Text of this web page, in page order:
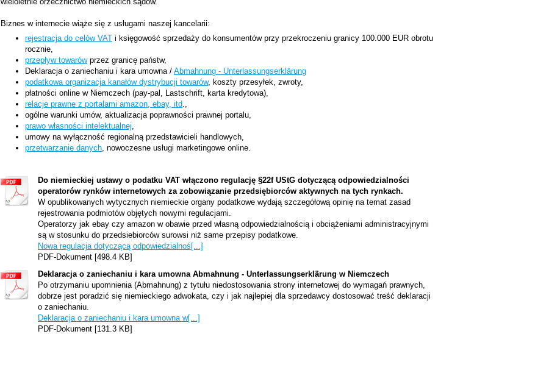
Biznes w internecie wiąże się z usługami naszej kancelarii:
rejestracja do celów VAT i księgowość sprzedaży do konsumentów przy przekroczeniu granicy 100.000 EUR obrotu
rocznie,
przepływ towarówprzez granicę państw,
Deklaracja o zaniechaniu i kara umowna / Abmahnung - Unterlassungserklärung
podatkowa organizacja kanałów dystrybucji towarów, koszty przesyłek, zwroty,
płatności online w Niemczech (pay-pal, Lastschrift, karta kredytowa),
relacje prawne z portalami amazon, ebay, itd.,
ogólne warunki umów, aktualizacja poprawności prawnej portalu,
prawo własności intelektualnej,
umowy na wyłączność regionalną przedstawicieli handlowych,
przetwarzanie danych, nowoczesne usługi marketingowe online.
Do niemieckiej ustawy o podatku VAT włączono regulację §22f UStG dotyczącą odpowiedzialności
operatorów rynków internetowych za zobowiązanie przedsiębiorców aktywnych na tych rynkach.
W opublikowanych wytycznych niemieckie organy podatkowe wydają szczegółową opinię na temat zasad
rejestrowania podmiotów objętych nowymi regulacjami.
Operatorzy jak ebay czy amazon w obawie przed własną odpowiedzialnością i obciążeniami administracyjnymi
są w stosunku do przedsiebiorców surowsi niż same przepisy podatkowe.
Nowa regulacja dotyczącą odpowiedzialnoś[...]
PDF-Dokument [498.4 KB]
Deklaracja o zaniechaniu i kara umowna Abmahnung - Unterlassungserklärung w Niemczech
Po otrzymaniu upomnienia (Abmahnung) z tytułu niedostosowania strony internetowej do wymagań prawnych,
dobrze jest poradzić się niemieckiego adwokata, czy i jak najlepiej dla sprzedawcy dostosować treść deklaracji
o zaniechaniu.
Deklaracja o zaniechaniu i kara umowna w[...]
PDF-Dokument [131.3 KB]